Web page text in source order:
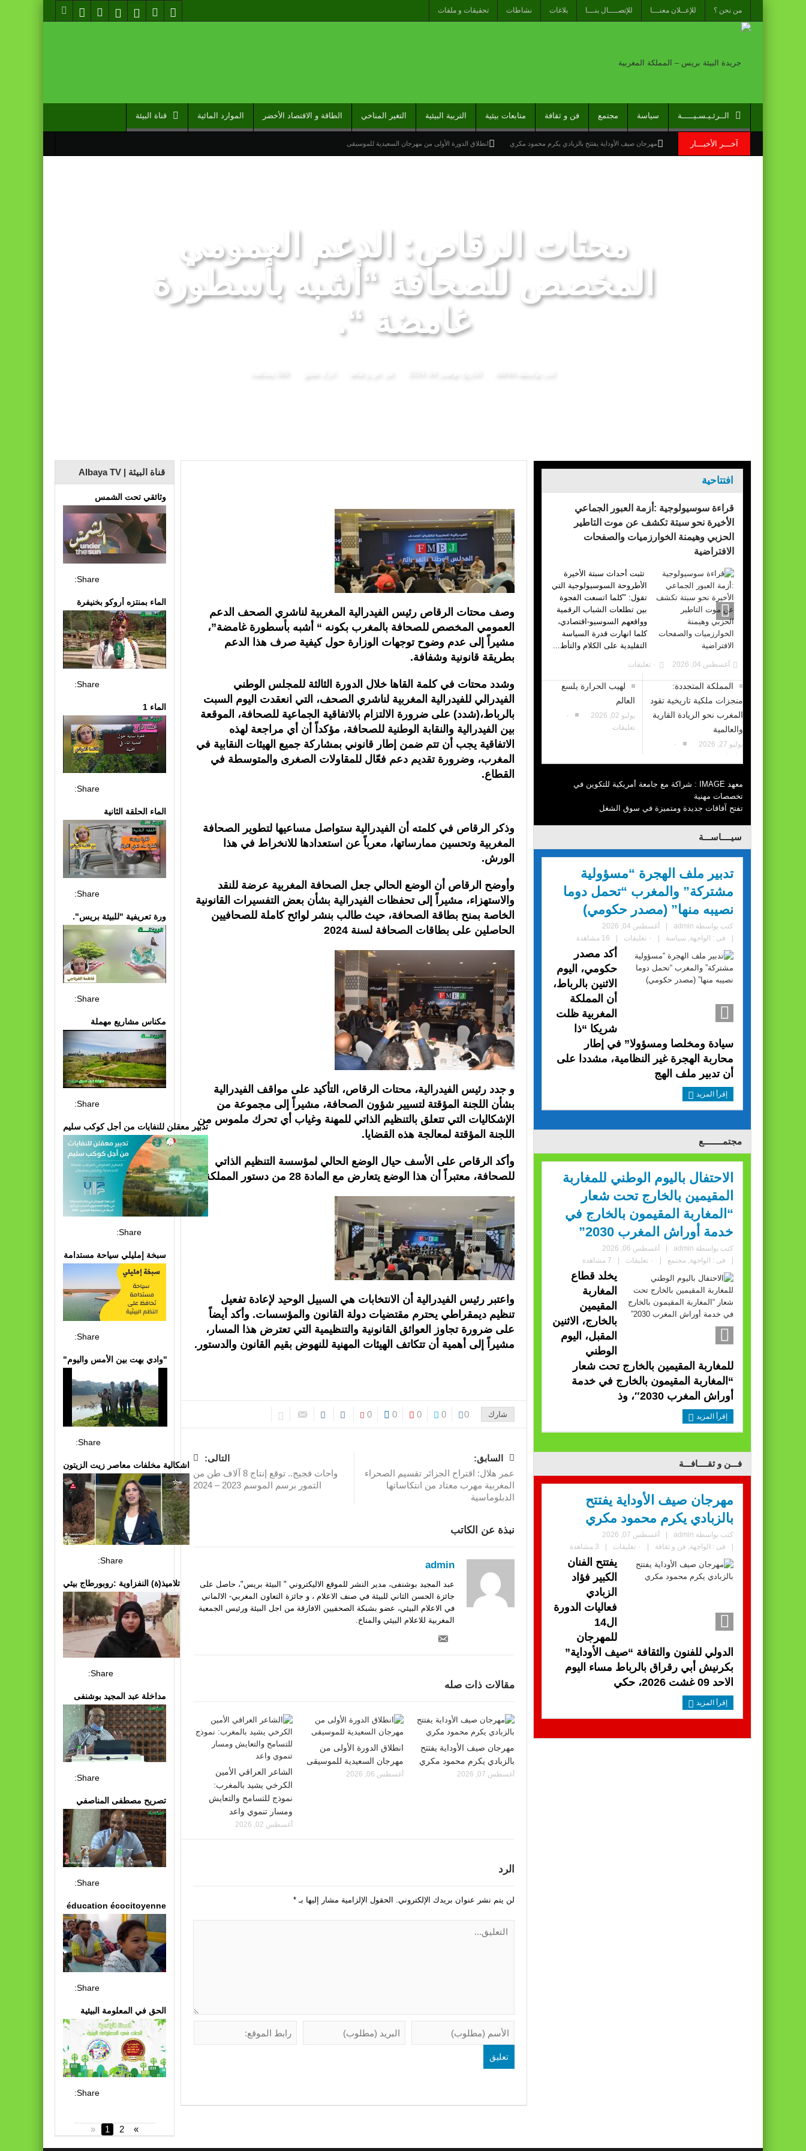
من نحن ؟ للإعــلان معنـــا للإتصــــال بنـــا بلاغات نشاطات تحقيقات و ملفات
الــرئـيـسـيـــــة سياسة مجتمع فن و ثقافة متابعات بيئية التربية البيئية التغير المناخي الطاقة و الاقتصاد الأخضر الموارد المائية قناة البيئة
آخـــر الأخبـــار مهرجان صيف الأوداية يفتتح بالزبادي يكرم محمود مكري انطلاق الدورة الأولى من مهرجان السعيدية للموسيقى
قراءة سوسيولوجية :أزمة العبور الجماعي الأخيرة نحو سبتة تكشف عن موت التاطير الحزبي وهيمنة الخوارزميات والصفحات الافتراضية
القوات المسلحة الملكية .. جاهزية عملياتية وتدخلات جوية منسقة لمكافحة حرائق الغابات تدبير ملف الهجرة “مسؤولية مشتركة” والمغرب “تحمل دوما نصيبه منها” (مصدر حكومي)
برقية تهنئة إلى جلالة الملك من المدير العام لمنظمة “إيسيسكو” بمناسبة عيد العرش المجيد المنتخب المغربي للسيدات يتأهل إلى ربع النهائي عقب تعادله أمام نظيره السنغالي (0-0)
محتات الرقاص: الدعم العمومي
المخصص للصحافة “أشبه بأسطورة
غامضة “.
386 مشاهدة
وصف محتات الرقاص رئيس الفيدرالية المغربية لناشري الصحف الدعم
العمومي المخصص للصحافة بالمغرب بكونه “ أشبه بأسطورة غامضة”،
مشيراً إلى عدم وضوح توجهات الوزارة حول كيفية صرف هذا الدعم
بطريقة قانونية وشفافة.
وشدد محتات في كلمة القاها خلال الدورة الثالثة للمجلس الوطني
الفيدرالي للفيدرالية المغربية لناشري الصحف، التي انعقدت اليوم السبت
بالرباط،(شدد) على ضرورة الالتزام بالاتفاقية الجماعية للصحافة، الموقعة
بين الفيدرالية والنقابة الوطنية للصحافة، مؤكداً أن أي مراجعة لهذه
الاتفاقية يجب أن تتم ضمن إطار قانوني بمشاركة جميع الهيئات النقابية في
المغرب، وضرورة تقديم دعم فعّال للمقاولات الصغرى والمتوسطة في
القطاع.
وذكر الرقاص في كلمته أن الفيدرالية ستواصل مساعيها لتطوير الصحافة
المغربية وتحسين ممارساتها، معرباً عن استعدادها للانخراط في هذا
الورش.
وأوضح الرقاص أن الوضع الحالي جعل الصحافة المغربية عرضة للنقد
والاستهزاء، مشيراً إلى تحفظات الفيدرالية بشأن بعض التفسيرات القانونية
الخاصة بمنح بطاقة الصحافة، حيث طالب بنشر لوائح كاملة للصحافيين
الحاصلين على بطاقات الصحافة لسنة 2024
و جدد رئيس الفيدرالية، محتات الرقاص، التأكيد على مواقف الفيدرالية
بشأن اللجنة المؤقتة لتسيير شؤون الصحافة، مشيراً إلى مجموعة من
الإشكاليات التي تتعلق بالتنظيم الذاتي للمهنة وغياب أي تحرك ملموس من
اللجنة المؤقتة لمعالجة هذه القضايا.
وأكد الرقاص على الأسف حيال الوضع الحالي لمؤسسة التنظيم الذاتي
للصحافة، معتبراً أن هذا الوضع يتعارض مع المادة 28 من دستور المملكة.
واعتبر رئيس الفيدرالية أن الانتخابات هي السبيل الوحيد لإعادة تفعيل
تنظيم ديمقراطي يحترم مقتضيات دولة القانون والمؤسسات. وأكد أيضاً
على ضرورة تجاوز العوائق القانونية والتنظيمية التي تعترض هذا المسار،
مشيراً إلى أهمية أن تتكاتف الهيئات المهنية للنهوض بقيم القانون والدستور.
شارك 0
0
0
0
0
السابق:
عمر هلال: اقتراح الجزائر تقسيم الصحراء
المغربية مهرب معتاد من انتكاساتها
الدبلوماسية
التالى:
واحات فجيج.. توقع إنتاج 8 آلاف طن من
التمور برسم الموسم 2023 – 2024
نبذة عن الكاتب
admin
عبد المجيد بوشنفى، مدير النشر للموقع الاليكتروني " البيئة بريس"، حاصل على
جائزة الحسن الثاني للبيئة في صنف الاعلام ، و جائزة التعاون المغربي- الالماني
في الاعلام البيئي، عضو بشبكة الصحفيين الافارقة من اجل البيئة ورئيس الجمعية
المغربية للاعلام البيئي والمناخ.
مقالات ذات صله
مهرجان صيف الأوداية يفتتح
بالزبادي يكرم محمود مكري
أغسطس 07, 2026
انطلاق الدورة الأولى من
مهرجان السعيدية للموسيقى
أغسطس 06, 2026
الشاعر العراقي الأمين
الكرخي يشيد بالمغرب:
نموذج للتسامح والتعايش
ومسار تنموي واعد
أغسطس 02, 2026
الرد
لن يتم نشر عنوان بريدك الإلكتروني. الحقول الإلزامية مشار إليها بـ *
قناة البيئة | Albaya TV
وثائقي تحت الشمس
Share:
الماء بمنتزه أروكو بخنيفرة
Share:
الماء 1
Share:
الماء الحلقة الثانية
Share:
ورة تعريفية "للبيئة بريس".
Share:
مكناس مشاريع مهملة
Share:
تدبير معقلن للنفايات من أجل كوكب سليم
Share:
سبخة إمليلي سياحة مستدامة
Share:
"وادي بهت بين الأمس واليوم"
Share:
اشكالية مخلفات معاصر زيت الزيتون
Share:
تلاميذ(ة) النفزاوية :روبورطاج بيئي
Share:
مداخلة عبد المجيد بوشنفى
Share:
تصريح مصطفى المناصفي
Share:
éducation écocitoyenne
Share:
الحق في المعلومة البيئية
Share:
« 1 2 »
افتتاحية
قراءة سوسيولوجية :أزمة العبور الجماعي
الأخيرة نحو سبتة تكشف عن موت التاطير
الحزبي وهيمنة الخوارزميات والصفحات
الافتراضية
تثبت أحداث سبتة الأخيرة
الأطروحة السوسيولوجية التي
تقول: "كلما اتسعت الفجوة
بين تطلعات الشباب الرقمية
وواقعهم السوسيو-اقتصادي،
كلما انهارت قدرة السياسة
التقليدية على الكلام والتأط...
أغسطس 04, 2026 ٠ تعليقات
المملكة المتجددة:
منجزات ملكية تاريخية تقود
المغرب نحو الريادة القارية
والعالمية
يوليو 27, 2026
٠
تعليقات
لهيب الحرارة يلسع
العالم
يوليو 02, 2026
٠
تعليقات
معهد IMAGE : شراكة مع جامعة أمريكية للتكوين في
تخصصات مهنية
تفتح آفاقات جديدة ومتميزة في سوق الشغل
سيــــاســـة
تدبير ملف الهجرة “مسؤولية
مشتركة” والمغرب “تحمل دوما
نصيبه منها” (مصدر حكومي)
كتب بواسطة admin
أغسطس 04, 2026
فى : الواجهة, سياسة ٠ تعليقات 16 مشاهدة
أكد مصدر
حكومي، اليوم
الاثنين بالرباط،
أن المملكة
المغربية ظلت
شريكا “ذا
سيادة ومخلصا ومسؤولا” في إطار
محاربة الهجرة غير النظامية، مشددا على
أن تدبير ملف الهج
إقرأ المزيد
مجتمــــــــع
الاحتفال باليوم الوطني للمغاربة
المقيمين بالخارج تحت شعار
“المغاربة المقيمون بالخارج في
خدمة أوراش المغرب 2030”
كتب بواسطة admin
أغسطس 06, 2026
فى : الواجهة, مجتمع ٠ تعليقات 7 مشاهدة
يخلد قطاع
المغاربة
المقيمين
بالخارج، الاثنين
المقبل، اليوم
الوطني
للمغاربة المقيمين بالخارج تحت شعار
“المغاربة المقيمون بالخارج في خدمة
أوراش المغرب 2030″، وذ
إقرأ المزيد
فـــن و ثقــــافـــة
مهرجان صيف الأوداية يفتتح
بالزبادي يكرم محمود مكري
كتب بواسطة admin
أغسطس 07, 2026
فى : الواجهة, فن و ثقافة ٠ تعليقات 3 مشاهدة
يفتتح الفنان
الكبير فؤاد
الزبادي
فعاليات الدورة
ال14
للمهرجان
الدولي للفنون والثقافة “صيف الأوداية”
بكرنيش أبي رقراق بالرباط مساء اليوم
الاحد 09 غشت 2026، حكي
إقرأ المزيد